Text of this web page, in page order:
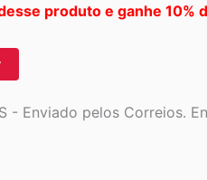
produto e ganhe 10%
- Enviado pelos Correios.